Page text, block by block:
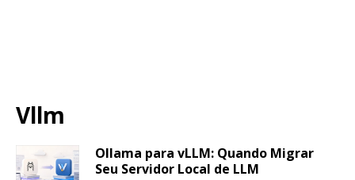
Vllm
Ollama para vLLM: Quando Migrar
Seu Servidor Local de LLM